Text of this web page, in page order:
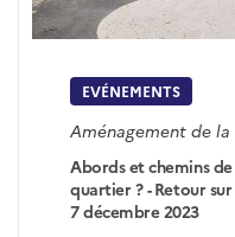
EVÉNEMENTS
Aménagement de
Abords et chemins de
quartier ? - Retour
7 décembre 2023